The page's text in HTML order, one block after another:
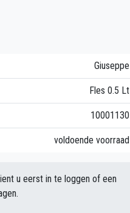
Giuseppe
Fles 0.5 Lt
10001130
voldoende voorraad
u eerst in te loggen of een